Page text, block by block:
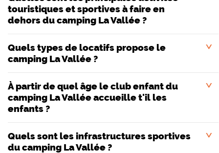
loisirs : un vrai terrain de foot, terrain de beach volley,
circuit bicross, terrains de pétanque et 2 aires de jeux
pour les enfants et une salle de jeux pour vos ados. En
plus, vous pourrez vous inscrire aux nombreuses
activités organisées par le camping : tir à l'arc, mur
Pour vous restaurer vous trouverez ce qu'il faut sur
place : bar-restaurant traditionnel avec animations
touristiques et sportives à faire en
dehors du camping La Vallée ?
<
Quels types de locatifs propose le
camping La Vallée ?
<
À partir de quel âge le club enfant du
camping La Vallée accueille t'il les
enfants ?
<
Quels sont les infrastructures sportives
du camping La Vallée ?